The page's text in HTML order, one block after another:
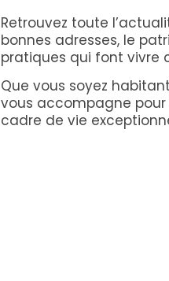
Retrouvez toute
bonnes adresses, le
pratiques qui font vivre
Que vous soyez
vous accompagne
cadre de vie